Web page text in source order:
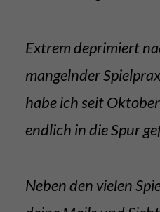
Extrem deprimiert
mangelnder
habe ich seit
endlich in die Spur
Neben den vielen